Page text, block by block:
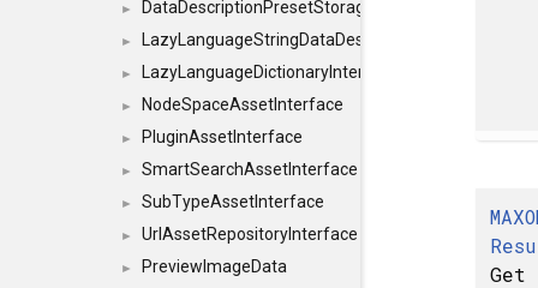
► DataDescriptionPresetStorageInterface
►
► LazyLanguageDictionaryInterface
► NodeSpaceAssetInterface
► PluginAssetInterface
► SmartSearchAssetInterface
► SubTypeAssetInterface
► UrlAssetRepositoryInterface
► PreviewImageData
Get